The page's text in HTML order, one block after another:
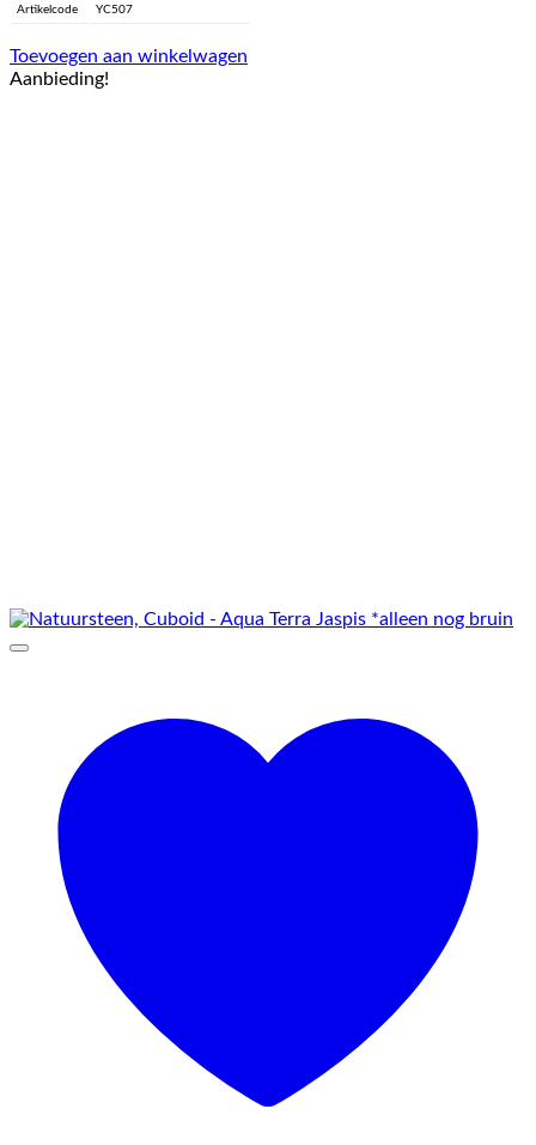
Artikelcode YC507
Toevoegen aan winkelwagen
Aanbieding!